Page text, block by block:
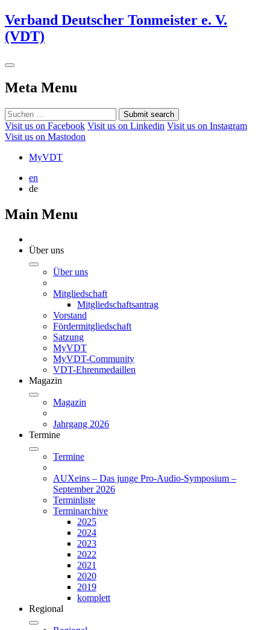
Verband Deutscher Tonmeister e. V.
(VDT)
Meta Menu
Submit search
Visit us on Facebook Visit us on Linkedin Visit us on Instagram
Visit us on Mastodon
MyVDT
en
de
Main Menu
Über uns
Über uns
Mitgliedschaft
Mitgliedschaftsantrag
Vorstand
Fördermitgliedschaft
Satzung
MyVDT
MyVDT-Community
VDT-Ehrenmedaillen
Magazin
Magazin
Jahrgang 2026
Termine
Termine
AUXeins – Das junge Pro-Audio-Symposium –
September 2026
Terminliste
Terminarchive
2025
2024
2023
2022
2021
2020
2019
komplett
Regional